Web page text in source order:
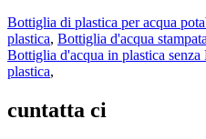
Bottiglia di plastica per acqua
plastica, Bottiglia d'acqua
Bottiglia d'acqua in plastica senza
plastica,
cuntatta ci